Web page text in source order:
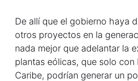
De allí que el gobierno haya
otros proyectos en la
nada mejor que adelantar la
plantas eólicas, que solo con
Caribe, podrían generar un